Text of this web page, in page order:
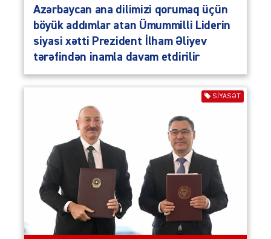
Azərbaycan ana dilimizi qorumaq üçün
böyük addımlar atan Ümummilli Liderin
siyasi xətti Prezident İlham Əliyev
tərəfindən inamla davam etdirilir
SIYASƏT